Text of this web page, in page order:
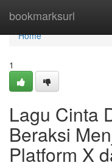
bookmarksurl
Home
Home
1
Lagu Cinta
Beraksi
Platform X